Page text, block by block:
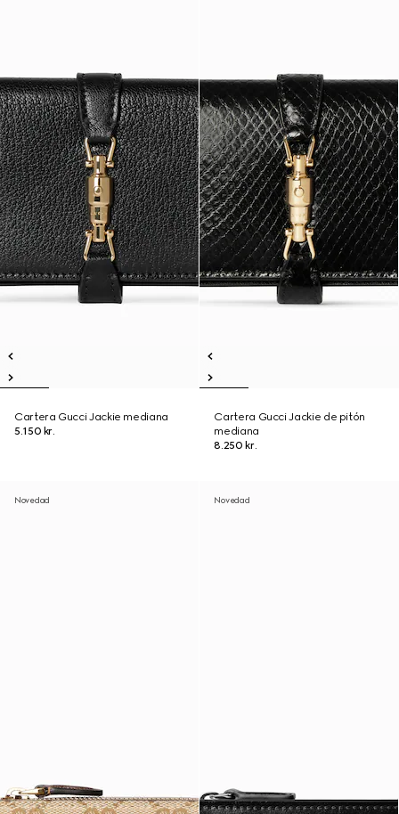
Cartera Gucci Jackie mediana
5.150 kr.
Cartera Gucci Jackie de pitón
mediana
8.250 kr.
Novedad Novedad